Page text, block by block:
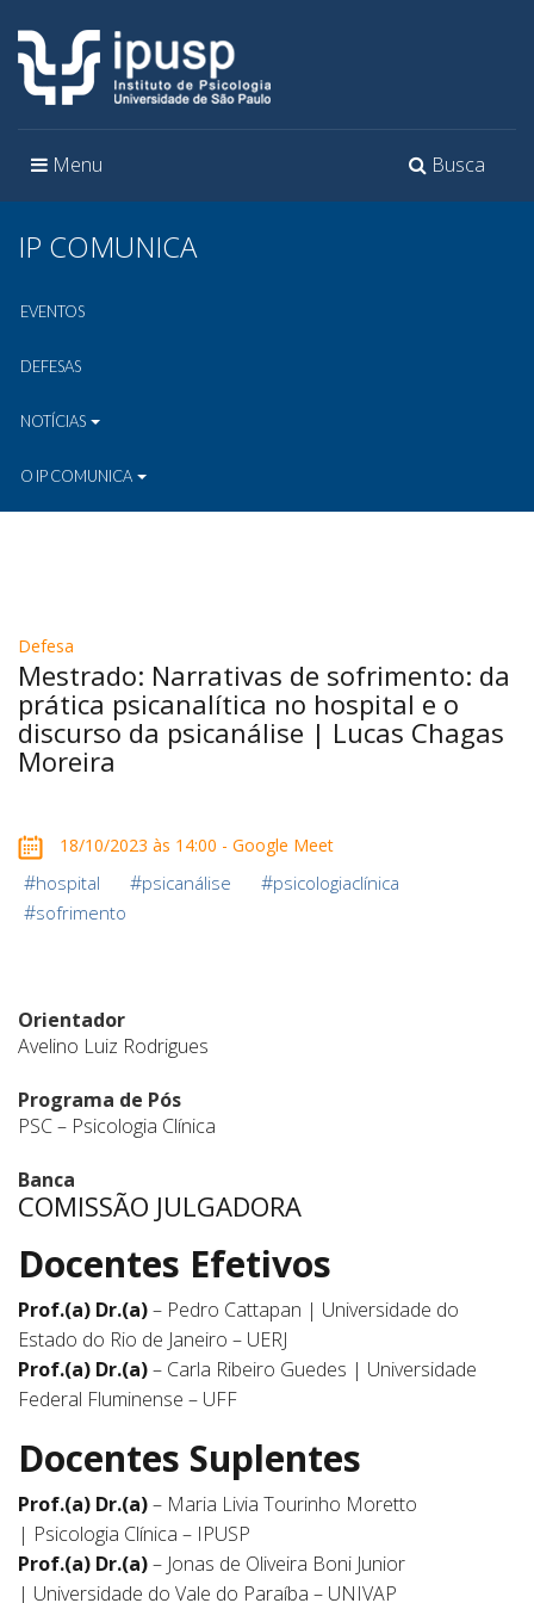
Toggle
Busca
Toggle
Menu
IP COMUNICA
EVENTOS
DEFESAS
NOTÍCIAS
O IP COMUNICA
Defesa
Mestrado: Narrativas de sofrimento: da
prática psicanalítica no hospital e o
discurso da psicanálise | Lucas Chagas
Moreira
18/10/2023 às 14:00 - Google Meet
#hospital #psicanálise #psicologiaclínica
#sofrimento
Orientador
Avelino Luiz Rodrigues
Programa de Pós
PSC – Psicologia Clínica
Banca
COMISSÃO JULGADORA
Docentes Efetivos
Prof.(a) Dr.(a)– Pedro Cattapan | Universidade do
Estado do Rio de Janeiro – UERJ
Prof.(a) Dr.(a)– Carla Ribeiro Guedes | Universidade
Federal Fluminense – UFF
Docentes Suplentes
Prof.(a) Dr.(a)– Maria Livia Tourinho Moretto
| Psicologia Clínica – IPUSP
Prof.(a) Dr.(a)– Jonas de Oliveira Boni Junior
| Universidade do Vale do Paraíba – UNIVAP